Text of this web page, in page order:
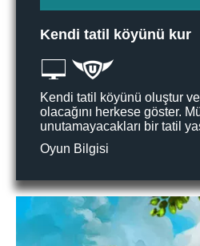
Kendi tatil köyünü kur
Kendi tatil köyünü oluştur
olacağını herkese göster.
unutamayacakları bir tatil
Oyun Bilgisi